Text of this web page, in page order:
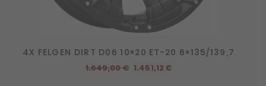
4X FELGEN DIRT D06 10×20 ET-20 6×135/139,7
1.649,00€ Ursprünglicher
1.451,12€Aktueller